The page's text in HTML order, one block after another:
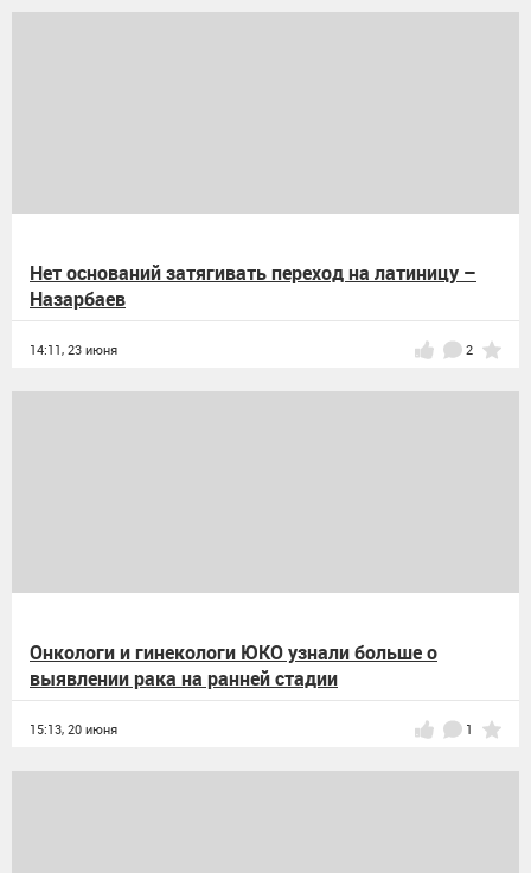
Нет оснований затягивать переход на латиницу –
Назарбаев
14:11, 23 июня 2
Онкологи и гинекологи ЮКО узнали больше о
выявлении рака на ранней стадии
15:13, 20 июня 1